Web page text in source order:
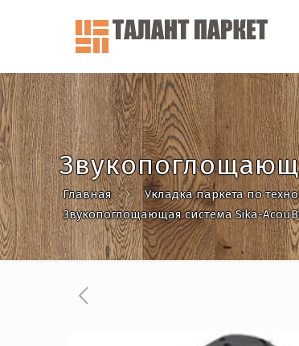
Главная Укладка паркета по
Звукопоглощающая система Sika-